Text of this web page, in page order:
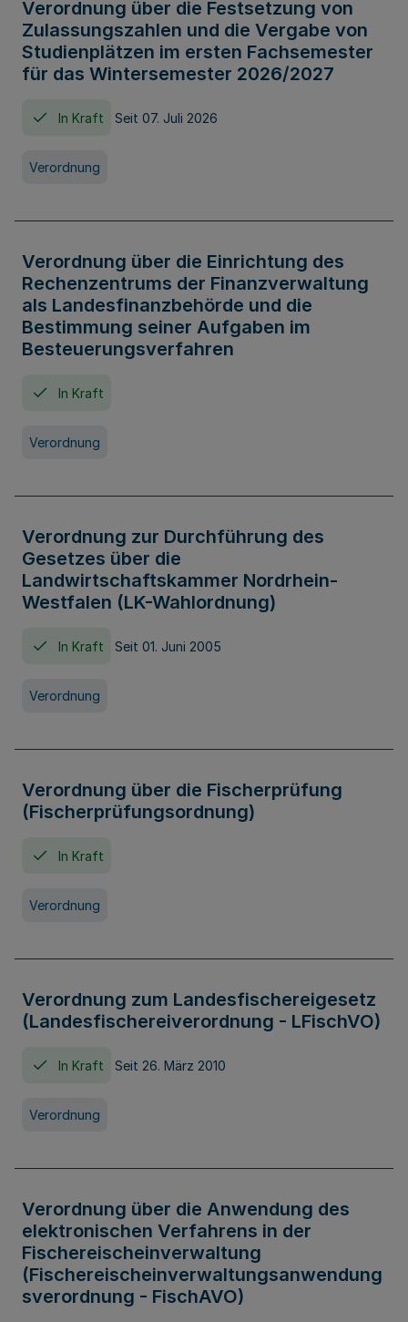
Verordnung über die Festsetzung von
Zulassungszahlen und die Vergabe von
Studienplätzen im ersten Fachsemester
für das Wintersemester 2026/2027
In Kraft Seit 07. Juli 2026
Verordnung
Verordnung über die Einrichtung des
Rechenzentrums der Finanzverwaltung
als Landesfinanzbehörde und die
Bestimmung seiner Aufgaben im
Besteuerungsverfahren
In Kraft
Verordnung
Verordnung zur Durchführung des
Gesetzes über die
Landwirtschaftskammer Nordrhein-
Westfalen (LK-Wahlordnung)
In Kraft Seit 01. Juni 2005
Verordnung
Verordnung über die Fischerprüfung
(Fischerprüfungsordnung)
In Kraft
Verordnung
Verordnung zum Landesfischereigesetz
(Landesfischereiverordnung - LFischVO)
In Kraft Seit 26. März 2010
Verordnung
Verordnung über die Anwendung des
elektronischen Verfahrens in der
Fischereischeinverwaltung
(Fischereischeinverwaltungsanwendung
sverordnung - FischAVO)